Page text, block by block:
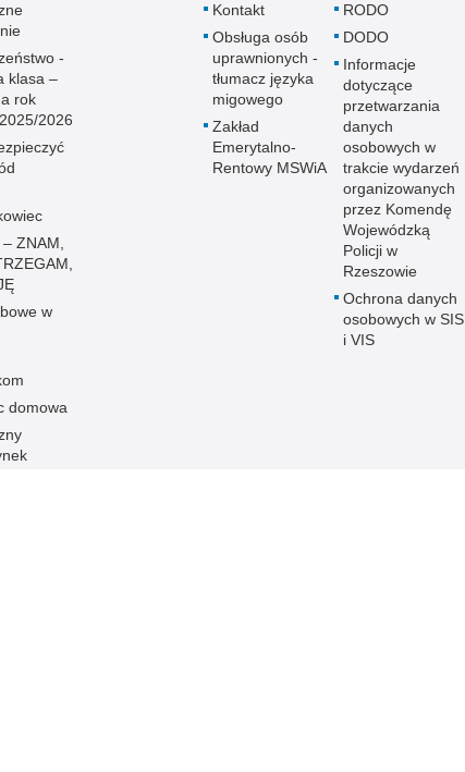
-
klasa –
rok
2026
ZNAM,
w
domowa
Kontakt
Obsługa osób
uprawnionych -
tłumacz języka
migowego
Zakład
Emerytalno-
Rentowy MSWiA
RODO
DODO
Informacje
dotyczące
przetwarzania
danych
osobowych w
trakcie wydarzeń
organizowanych
przez Komendę
Wojewódzką
Policji w
Rzeszowie
Ochrona danych
osobowych w SIS
i VIS